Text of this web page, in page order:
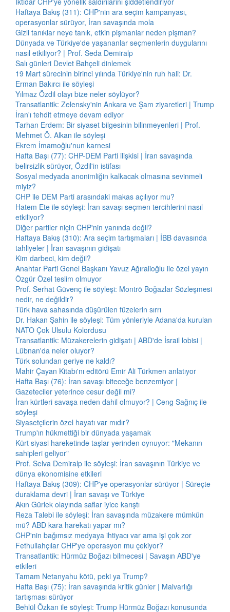
Haftaya Bakış (311): CHP'nin ara seçim kampanyası,
operasyonlar sürüyor, İran savaşında mola
Gizli tanıklar neye tanık, etkin pişmanlar neden pişman?
Dünyada ve Türkiye'de yaşananlar seçmenlerin duygularını
nasıl etkiliyor? | Prof. Seda Demiralp
Salı günleri Devlet Bahçeli dinlemek
19 Mart sürecinin birinci yılında Türkiye'nin ruh hali: Dr.
Erman Bakırcı ile söyleşi
Yılmaz Özdil olayı bize neler söylüyor?
Transatlantik: Zelensky'nin Ankara ve Şam ziyaretleri | Trump
İran'ı tehdit etmeye devam ediyor
Tarhan Erdem: Bir siyaset bilgesinin bilinmeyenleri | Prof.
Mehmet Ö. Alkan ile söyleşi
Ekrem İmamoğlu'nun karnesi
Hafta Başı (77): CHP-DEM Parti ilişkisi | İran savaşında
belirsizlik sürüyor, Özdil'in istifası
Sosyal medyada anonimliğin kalkacak olmasına sevinmeli
miyiz?
CHP ile DEM Parti arasındaki makas açılıyor mu?
Hatem Ete ile söyleşi: İran savaşı seçmen tercihlerini nasıl
etkiliyor?
Diğer partiler niçin CHP'nin yanında değil?
Haftaya Bakış (310): Ara seçim tartışmaları | İBB davasında
tahliyeler | İran savaşının gidişatı
Kim darbeci, kim değil?
Anahtar Parti Genel Başkanı Yavuz Ağıralioğlu ile özel yayın
Özgür Özel teslim olmuyor
Prof. Serhat Güvenç ile söyleşi: Montrö Boğazlar Sözleşmesi
nedir, ne değildir?
Türk hava sahasında düşürülen füzelerin sırrı
Dr. Hakan Şahin ile söyleşi: Tüm yönleriyle Adana'da kurulan
NATO Çok Ulsulu Kolordusu
Transatlantik: Müzakerelerin gidişatı | ABD'de İsrail lobisi |
Lübnan'da neler oluyor?
Türk solundan geriye ne kaldı?
Mahir Çayan Kitabı'nı editörü Emir Ali Türkmen anlatıyor
Hafta Başı (76): İran savaşı biteceğe benzemiyor |
Gazeteciler yeterince cesur değil mi?
İran kürtleri savaşa neden dahil olmuyor? | Ceng Sağnıç ile
söyleşi
Siyasetçilerin özel hayatı var mıdır?
Trump'ın hükmettiği bir dünyada yaşamak
Kürt siyasi hareketinde taşlar yerinden oynuyor: "Mekanın
sahipleri geliyor"
Prof. Selva Demiralp ile söyleşi: İran savaşının Türkiye ve
dünya ekonomisine etkileri
Haftaya Bakış (309): CHP'ye operasyonlar sürüyor | Süreçte
duraklama devri | İran savaşı ve Türkiye
Akın Gürlek olayında saflar iyice karıştı
Reza Talebi ile söyleşi: İran savaşında müzakere mümkün
mü? ABD kara harekatı yapar mı?
CHP'nin bağımsız medyaya ihtiyacı var ama işi çok zor
Fethullahçılar CHP'ye operasyon mu çekiyor?
Transatlantik: Hürmüz Boğazı bilmecesi | Savaşın ABD'ye
etkileri
Tamam Netanyahu kötü, peki ya Trump?
Hafta Başı (75): İran savaşında kritik günler | Malvarlığı
tartışması sürüyor
Behlül Özkan ile söyleşi: Trump Hürmüz Boğazı konusunda